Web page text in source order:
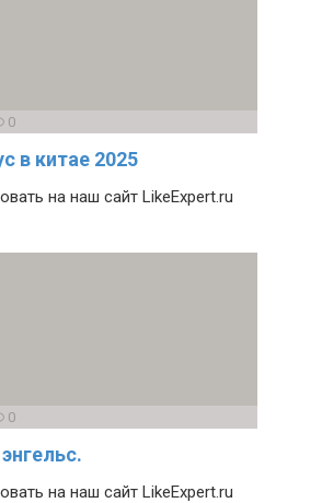
0
в китае 2025
на наш сайт LikeExpert.ru
0
на наш сайт LikeExpert.ru